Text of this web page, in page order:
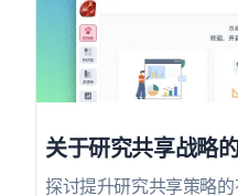
关于研究共享战略
探讨提升研究共享策略